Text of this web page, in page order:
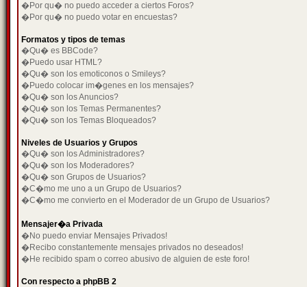
�Por qu� no puedo acceder a ciertos Foros?
�Por qu� no puedo votar en encuestas?
Formatos y tipos de temas
�Qu� es BBCode?
�Puedo usar HTML?
�Qu� son los emoticonos o Smileys?
�Puedo colocar im�genes en los mensajes?
�Qu� son los Anuncios?
�Qu� son los Temas Permanentes?
�Qu� son los Temas Bloqueados?
Niveles de Usuarios y Grupos
�Qu� son los Administradores?
�Qu� son los Moderadores?
�Qu� son Grupos de Usuarios?
�C�mo me uno a un Grupo de Usuarios?
�C�mo me convierto en el Moderador de un Grupo de Usuarios?
Mensajer�a Privada
�No puedo enviar Mensajes Privados!
�Recibo constantemente mensajes privados no deseados!
�He recibido spam o correo abusivo de alguien de este foro!
Con respecto a phpBB 2